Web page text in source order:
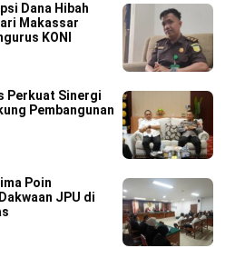
Dana Hibah
Makassar
KONI
Perkuat Sinergi
Pembangunan
Poin
JPU di